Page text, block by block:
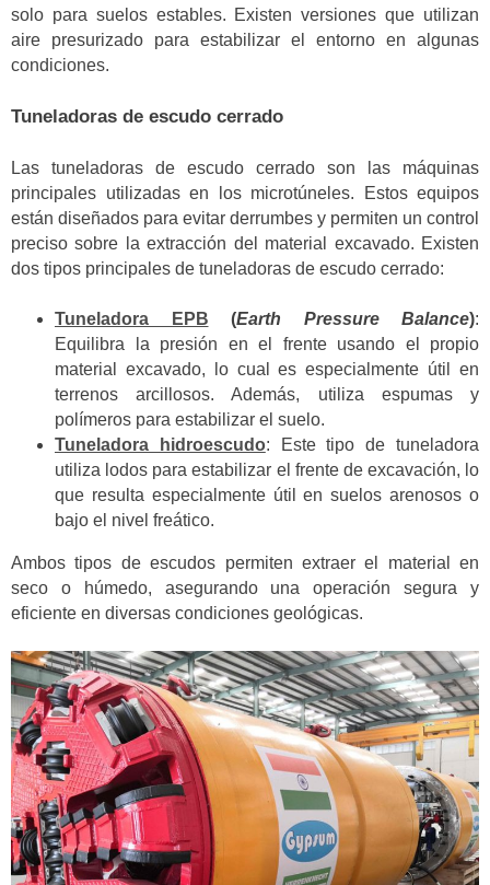
solo para suelos estables. Existen versiones que utilizan
aire presurizado para estabilizar el entorno en algunas
condiciones.
Tuneladoras de escudo cerrado
Las tuneladoras de escudo cerrado son las máquinas
principales utilizadas en los microtúneles. Estos equipos
están diseñados para evitar derrumbes y permiten un control
preciso sobre la extracción del material excavado. Existen
dos tipos principales de tuneladoras de escudo cerrado:
Tuneladora EPB (Earth Pressure Balance):
Equilibra la presión en el frente usando el propio
material excavado, lo cual es especialmente útil en
terrenos arcillosos. Además, utiliza espumas y
polímeros para estabilizar el suelo.
Tuneladora hidroescudo: Este tipo de tuneladora
utiliza lodos para estabilizar el frente de excavación, lo
que resulta especialmente útil en suelos arenosos o
bajo el nivel freático.
Ambos tipos de escudos permiten extraer el material en
seco o húmedo, asegurando una operación segura y
eficiente en diversas condiciones geológicas.